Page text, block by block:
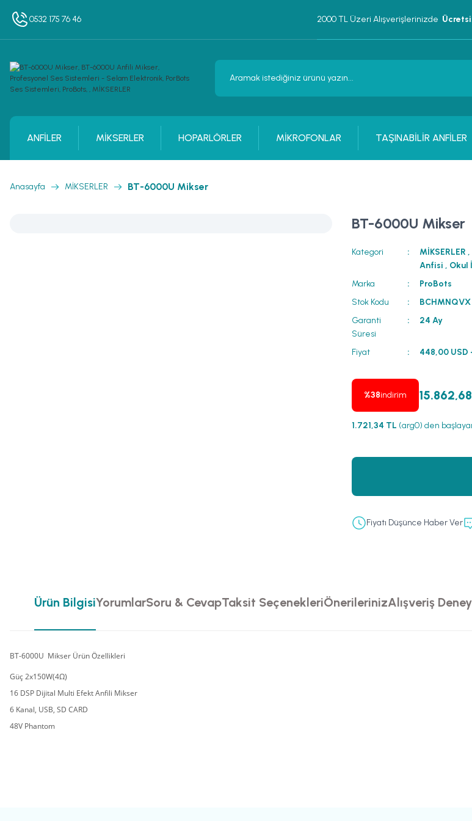
0532 175 76 46 2000 TL Üzeri Alışverişlerinizde
ANFİLER MİKSERLER HOPARLÖRLER MİKROFONLAR TAŞINABİLİR ANFİLER
Anasayfa MİKSERLER BT-6000U Mikser
BT-6000U Mikser
Kategori MİKSERLER ,
Anfisi , Okul
Marka
ProBots
Stok Kodu
BCHMNQVX
Garanti
Süresi
24 Ay
Fiyat 448,00 USD
%38indirim
1.721,34 TL (arg0) den
Fiyatı Düşünce Haber Ver
Ürün BilgisiYorumlarSoru & CevapTaksit SeçenekleriÖnerilerinizAlışveriş
BT-6000U Mikser Ürün Özellikleri
Güç 2x150W(4Ω)
16 DSP Dijital Multi Efekt Anfili Mikser
6 Kanal, USB, SD CARD
48V Phantom